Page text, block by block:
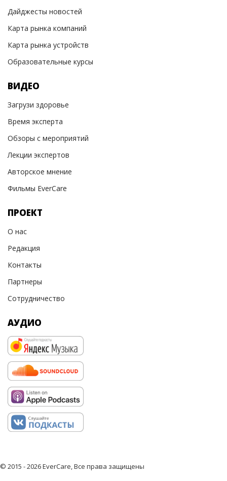
Дайджесты новостей
Карта рынка компаний
Карта рынка устройств
Образовательные курсы
ВИДЕО
Загрузи здоровье
Время эксперта
Обзоры с мероприятий
Лекции экспертов
Авторское мнение
Фильмы EverCare
ПРОЕКТ
О нас
Редакция
Контакты
Партнеры
Сотрудничество
АУДИО
© 2015 - 2026 EverCare, Все права защищены